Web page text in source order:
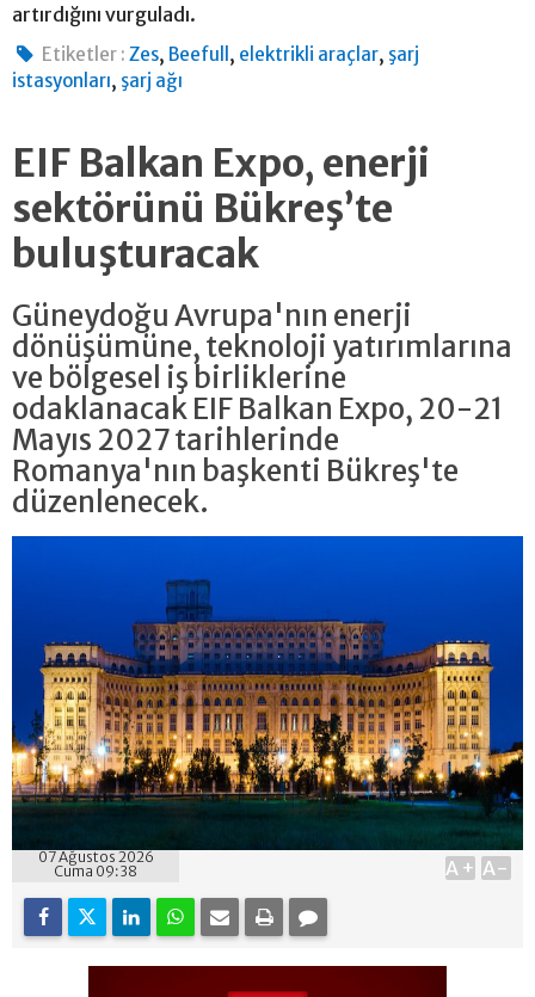
artırdığını vurguladı.
Etiketler : Zes, Beefull , elektrikli araçlar, şarj
istasyonları, şarj ağı
EIF Balkan Expo, enerji
sektörünü Bükreş’te
buluşturacak
Güneydoğu Avrupa'nın enerji
dönüşümüne, teknoloji yatırımlarına
ve bölgesel iş birliklerine
odaklanacak EIF Balkan Expo, 20-21
Mayıs 2027 tarihlerinde
Romanya'nın başkenti Bükreş'te
düzenlenecek.
07 Ağustos 2026
Cuma 09:38
A+ A-